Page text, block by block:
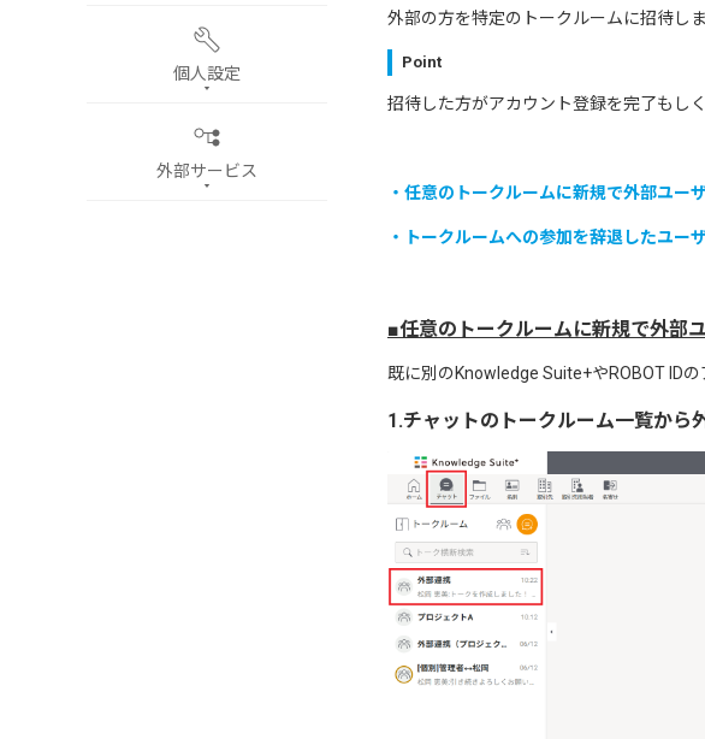
個人設定
外部サービス
外部の方を特定のトークルームに招待しま
Point
招待した方がアカウント登録を完了もし
・任意のトークルームに新規で外部ユー
・トークルームへの参加を辞退したユー
■任意のトークルームに新規で外部
既に別のKnowledge Suite+やROBOT ID
1.チャットのトークルーム一覧から